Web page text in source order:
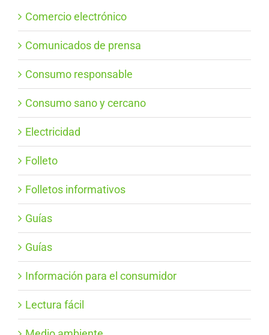
Comercio electrónico
Comunicados de prensa
Consumo responsable
Consumo sano y cercano
Electricidad
Folleto
Folletos informativos
Guías
Guías
Información para el consumidor
Lectura fácil